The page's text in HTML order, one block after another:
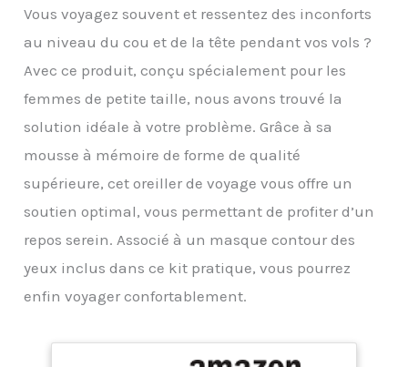
Vous voyagez souvent et ressentez des inconforts
au niveau du cou et de la tête pendant vos vols ?
Avec ce produit, conçu spécialement pour les
femmes de petite taille, nous avons trouvé la
solution idéale à votre problème. Grâce à sa
mousse à mémoire de forme de qualité
supérieure, cet oreiller de voyage vous offre un
soutien optimal, vous permettant de profiter d’un
repos serein. Associé à un masque contour des
yeux inclus dans ce kit pratique, vous pourrez
enfin voyager confortablement.